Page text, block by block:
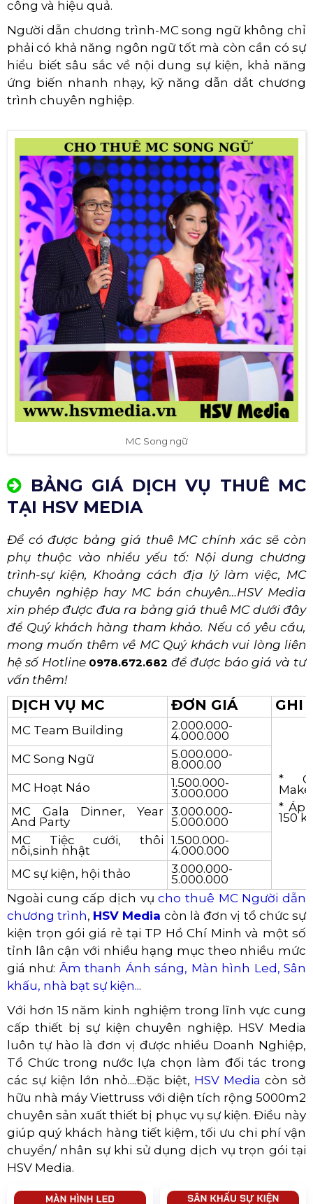
công và hiệu quả.
Người dẫn chương trình-MC song ngữ không chỉ
phải có khả năng ngôn ngữ tốt mà còn cần có sự
hiểu biết sâu sắc về nội dung sự kiện, khả năng
ứng biến nhanh nhạy, kỹ năng dẫn dắt chương
trình chuyên nghiệp.
MC Song ngữ
BẢNG GIÁ DỊCH VỤ THUÊ MC
TẠI HSV MEDIA
Để có được bảng giá thuê MC chính xác sẽ còn
phụ thuộc vào nhiều yếu tố: Nội dung chương
trình-sự kiện, Khoảng cách địa lý làm việc, MC
chuyên nghiệp hay MC bán chuyên…HSV Media
xin phép được đưa ra bảng giá thuê MC dưới đây
để Quý khách hàng tham khảo. Nếu có yêu cầu,
mong muốn thêm về MC Quý khách vui lòng liên
hệ số Hotline 0978.672.682 để được báo giá và tư
vấn thêm!
DỊCH VỤ MC ĐƠN GIÁ GHI
MC Team Building 2.000.000-
4.000.000
*
* Áp
150
MC Song Ngữ 5.000.000-
8.000.00
MC Hoạt Náo
1.500.000-
3.000.000
MC Gala Dinner, Year
And Party
3.000.000-
5.000.000
MC Tiệc cưới, thôi
nôi,sinh nhật
1.500.000-
4.000.000
MC sự kiện, hội thảo
3.000.000-
5.000.000
Ngoài cung cấp dịch vụcho thuê MC Người dẫn
chương trình, HSV Media còn là đơn vị tổ chức sự
kiện trọn gói giá rẻ tại TP Hồ Chí Minh và một số
tỉnh lân cận với nhiều hạng mục theo nhiều mức
giá như: Âm thanh Ánh sáng, Màn hình Led, Sân
khấu, nhà bạt sự kiện...
Với hơn 15 năm kinh nghiệm trong lĩnh vực cung
cấp thiết bị sự kiện chuyên nghiệp. HSV Media
luôn tự hào là đơn vị được nhiều Doanh Nghiệp,
Tổ Chức trong nước lựa chọn làm đối tác trong
các sự kiện lớn nhỏ....Đặc biệt, HSV Media còn sở
hữu nhà máy Viettruss với diện tích rộng 5000m2
chuyên sản xuất thiết bị phục vụ sự kiện. Điều này
giúp quý khách hàng tiết kiệm, tối ưu chi phí vận
chuyển/ nhân sự khi sử dụng dịch vụ trọn gói tại
HSV Media.